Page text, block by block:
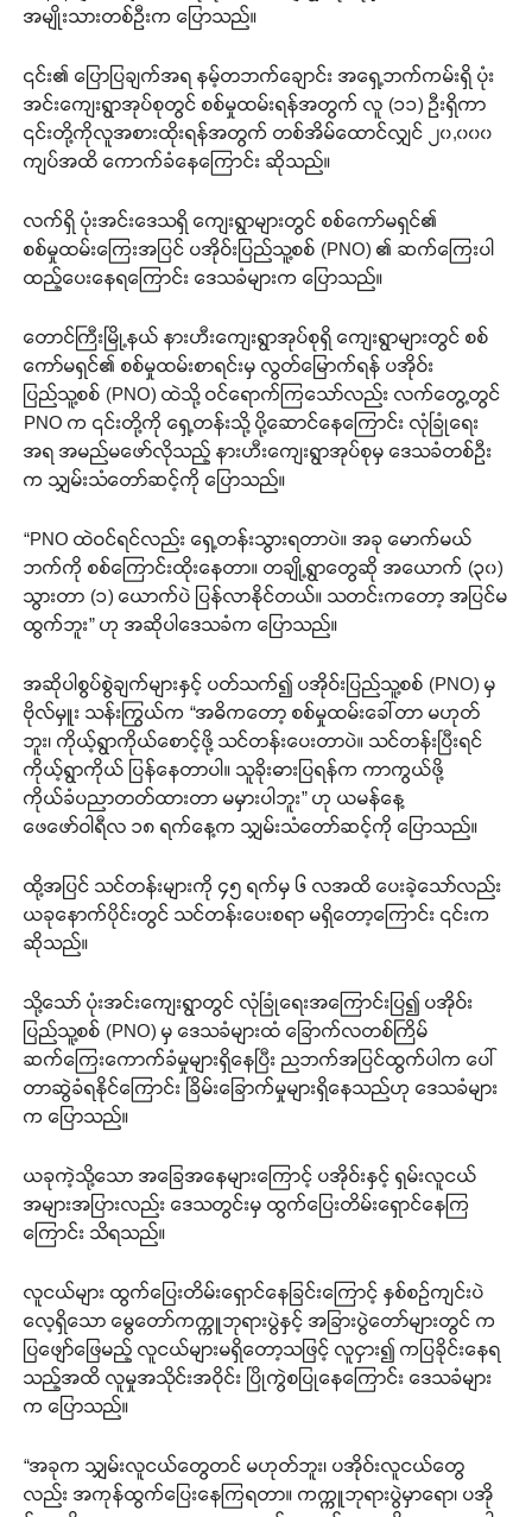
အမျိုးသားတစ်ဦးက ပြောသည်။
၎င်း၏ ပြောပြချက်အရ နမ့်တဘက်ချောင်း အရှေ့ဘက်ကမ်းရှိ ပုံး
အင်းကျေးရွာအုပ်စုတွင် စစ်မှုထမ်းရန်အတွက် လူ (၁၁) ဦးရှိကာ
၎င်းတို့ကိုလူအစားထိုးရန်အတွက် တစ်အိမ်ထောင်လျှင် ၂၀,၀၀၀
ကျပ်အထိ ကောက်ခံနေကြောင်း ဆိုသည်။
လက်ရှိ ပုံးအင်းဒေသရှိ ကျေးရွာများတွင် စစ်ကော်မရှင်၏
စစ်မှုထမ်းကြေးအပြင် ပအိုဝ်းပြည်သူ့စစ် (PNO) ၏ ဆက်ကြေးပါ
ထည့်ပေးနေရကြောင်း ဒေသခံများက ပြောသည်။
တောင်ကြီးမြို့နယ် နားဟီးကျေးရွာအုပ်စုရှိ ကျေးရွာများတွင် စစ်
ကော်မရှင်၏ စစ်မှုထမ်းစာရင်းမှ လွတ်မြောက်ရန် ပအိုဝ်း
ပြည်သူ့စစ် (PNO) ထဲသို့ ဝင်ရောက်ကြသော်လည်း လက်တွေ့တွင်
PNO က ၎င်းတို့ကို ရှေ့တန်းသို့ ပို့ဆောင်နေကြောင်း လုံခြုံရေး
အရ အမည်မဖော်လိုသည့် နားဟီးကျေးရွာအုပ်စုမှ ဒေသခံတစ်ဦး
က သျှမ်းသံတော်ဆင့်ကို ပြောသည်။
“PNO ထဲဝင်ရင်လည်း ရှေ့တန်းသွားရတာပဲ။ အခု မောက်မယ်
ဘက်ကို စစ်ကြောင်းထိုးနေတာ။ တချို့ရွာတွေဆို အယောက် (၃၀)
သွားတာ (၁) ယောက်ပဲ ပြန်လာနိုင်တယ်။ သတင်းကတော့ အပြင်မ
ထွက်ဘူး” ဟု အဆိုပါဒေသခံက ပြောသည်။
အဆိုပါစွပ်စွဲချက်များနှင့် ပတ်သက်၍ ပအိုဝ်းပြည်သူ့စစ် (PNO) မှ
ဗိုလ်မှူး သန်းကြွယ်က “အဓိကတော့ စစ်မှုထမ်းခေါ်တာ မဟုတ်
ဘူး၊ ကိုယ့်ရွာကိုယ်စောင့်ဖို့ သင်တန်းပေးတာပဲ။ သင်တန်းပြီးရင်
ကိုယ့်ရွာကိုယ် ပြန်နေတာပါ။ သူခိုးဓားပြရန်က ကာကွယ်ဖို့
ကိုယ်ခံပညာတတ်ထားတာ မမှားပါဘူး” ဟု ယမန်နေ့
ဖေဖော်ဝါရီလ ၁၈ ရက်နေ့က သျှမ်းသံတော်ဆင့်ကို ပြောသည်။
ထို့အပြင် သင်တန်းများကို ၄၅ ရက်မှ ၆ လအထိ ပေးခဲ့သော်လည်း
ယခုနောက်ပိုင်းတွင် သင်တန်းပေးစရာ မရှိတော့ကြောင်း ၎င်းက
ဆိုသည်။
သို့သော် ပုံးအင်းကျေးရွာတွင် လုံခြုံရေးအကြောင်းပြ၍ ပအိုဝ်း
ပြည်သူ့စစ် (PNO) မှ ဒေသခံများထံ ခြောက်လတစ်ကြိမ်
ဆက်ကြေးကောက်ခံမှုများရှိနေပြီး ညဘက်အပြင်ထွက်ပါက ပေါ်
တာဆွဲခံရနိုင်ကြောင်း ခြိမ်းခြောက်မှုများရှိနေသည်ဟု ဒေသခံများ
က ပြောသည်။
ယခုကဲ့သို့သော အခြေအနေများကြောင့် ပအိုဝ်းနှင့် ရှမ်းလူငယ်
အများအပြားလည်း ဒေသတွင်းမှ ထွက်ပြေးတိမ်းရှောင်နေကြ
ကြောင်း သိရသည်။
လူငယ်များ ထွက်ပြေးတိမ်းရှောင်နေခြင်းကြောင့် နှစ်စဉ်ကျင်းပဲ
လေ့ရှိသော မွေတော်ကက္ကူဘုရားပွဲနှင့် အခြားပွဲတော်များတွင် က
ပြဖျော်ဖြေမည့် လူငယ်များမရှိတော့သဖြင့် လူငှား၍ ကပြခိုင်းနေရ
သည့်အထိ လူမှုအသိုင်းအဝိုင်း ပြိုကွဲစပြုနေကြောင်း ဒေသခံများ
က ပြောသည်။
“အခုက သျှမ်းလူငယ်တွေတင် မဟုတ်ဘူး၊ ပအိုဝ်းလူငယ်တွေ
လည်း အကုန်ထွက်ပြေးနေကြရတာ။ ကက္ကူဘုရားပွဲမှာရော၊ ပအို